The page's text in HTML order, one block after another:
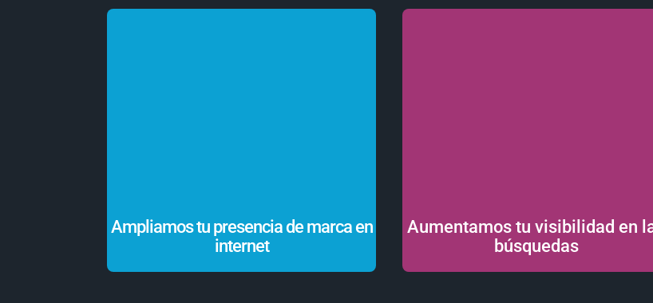
Ampliamos tu presencia de marca en
internet
Aumentamos tu visibilidad en
búsquedas